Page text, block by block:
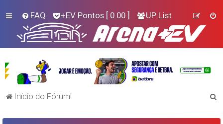
FAQ +EV Pontos [ 0.00 ] UP List
Início do Fórum!